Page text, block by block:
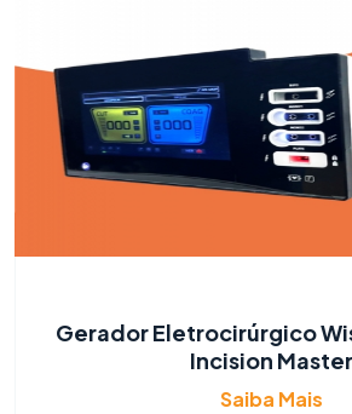
Gerador Eletrocirúrgico
Incision Master
Saiba Mais